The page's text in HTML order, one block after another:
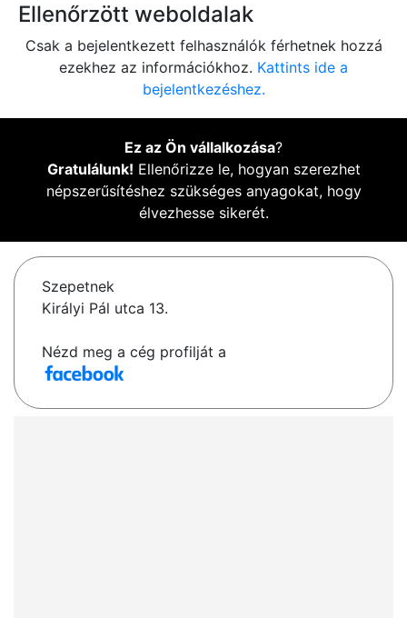
Ellenőrzött weboldalak
Csak a bejelentkezett felhasználók férhetnek hozzá
ezekhez az információkhoz. Kattints ide a
bejelentkezéshez.
Ez az Ön vállalkozása?
Gratulálunk! Ellenőrizze le, hogyan szerezhet
népszerűsítéshez szükséges anyagokat, hogy
élvezhesse sikerét.
Szepetnek
Királyi Pál utca 13.
Nézd meg a cég profilját a